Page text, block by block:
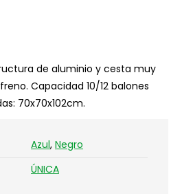
de aluminio y cesta muy
Capacidad 10/12 balones
70x70x102cm.
Azul, Negro
ÚNICA